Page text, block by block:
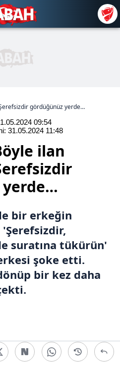
gördüğünüz yerde…
09:54
31.05.2024 11:48
ilan
bir erkeğin
suratına tükürün'
şoke etti.
bir kez daha